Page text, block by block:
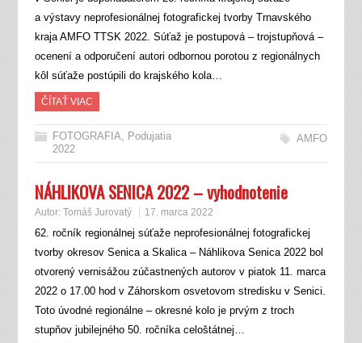
a výstavy neprofesionálnej fotografickej tvorby Trnavského
kraja AMFO TTSK 2022. Súťaž je postupová – trojstupňová –
ocenení a odporučení autori odbornou porotou z regionálnych
kôl súťaže postúpili do krajského kola…
ČÍTAŤ VIAC
FOTOGRAFIA, Podujatia
2022
AMFO
NÁHLIKOVA SENICA 2022 – vyhodnotenie
Autor: Tomáš Jurovatý 17. marca 2022
62. ročník regionálnej súťaže neprofesionálnej fotografickej
tvorby okresov Senica a Skalica – Náhlikova Senica 2022 bol
otvorený vernisážou zúčastnených autorov v piatok 11. marca
2022 o 17.00 hod v Záhorskom osvetovom stredisku v Senici.
Toto úvodné regionálne – okresné kolo je prvým z troch
stupňov jubilejného 50. ročníka celoštátnej…